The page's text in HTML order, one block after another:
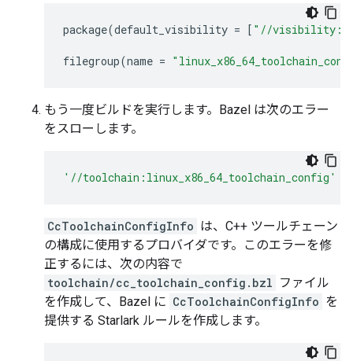
package(default_visibility = [ "//
filegroup(name =
もう一度ビルドを実行します。Bazel は次のエラー
をスローします。
'//toolchain:linux_x86_64_toolchain_config'
CcToolchainConfigInfo は、C++ ツールチェーン
の構成に使用するプロバイダです。このエラーを修
正するには、次の内容で
toolchain/cc_toolchain_config.bzl ファイル
を作成して、Bazel に CcToolchainConfigInfo を
提供する Starlark ルールを作成します。